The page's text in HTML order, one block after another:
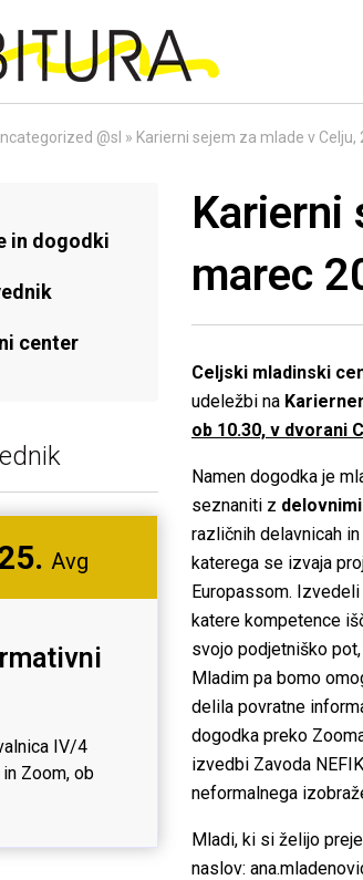
@sl » Karierni sejem za mlade v Celju,
in dogodki
center
Avg
IV/4
Zoom, ob
Karierni
marec
Celjski mladinski
udeležbi na
ob 10.30, v dvorani
Namen dogodka je
seznaniti z
različnih delavnicah
katerega se izvaja
Europassom.
katere kompetence
svojo podjetniško
Mladim pa bomo
delila povratne
dogodka preko
izvedbi Zavoda
neformalnega
Mladi, ki si želijo
naslov: